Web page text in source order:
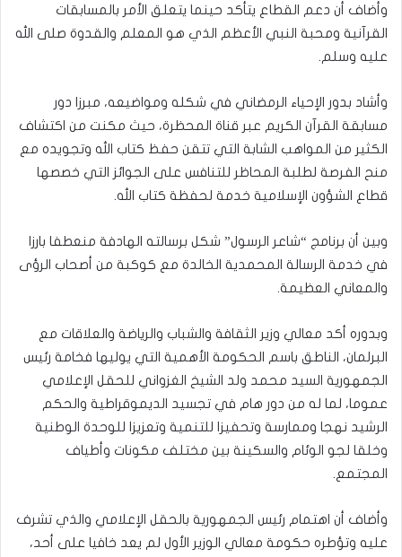
وأضاف أن دعم القطاع يتأكد حينما يتعلق الأمر بالمسابقات
القرآنية ومحبة النبي الأعظم الذي هو المعلم والقدوة صلى الله
عليه وسلم.
وأشاد بدور الإحياء الرمضاني في شكله ومواضيعه، مبرزا دور
مسابقة القرآن الكريم عبر قناة المحظرة، حيث مكنت من اكتشاف
الكثير من المواهب الشابة التي تتقن حفظ كتاب الله وتجويده مع
منح الفرصة لطلبة المحاظر للتنافس على الجوائز التي خصصها
قطاع الشؤون الإسلامية خدمة لحفظة كتاب الله.
وبين أن برنامج “شاعر الرسول” شكل برسالته الهادفة منعطفا بارزا
في خدمة الرسالة المحمدية الخالدة مع كوكبة من أصحاب الرؤى
والمعاني العظيمة.
وبدوره أكد معالي وزير الثقافة والشباب والرياضة والعلاقات مع
البرلمان، الناطق باسم الحكومة الأهمية التي يوليها فخامة رئيس
الجمهورية السيد محمد ولد الشيخ الغزواني للحقل الإعلامي
عموما، لما له من دور هام في تجسيد الديموقراطية والحكم
الرشيد نهجا وممارسة وتحفيزا للتنمية وتعزيزا للوحدة الوطنية
وخلقا لجو الوئام والسكينة بين مختلف مكونات وأطياف
المجتمع.
وأضاف أن اهتمام رئيس الجمهورية بالحقل الإعلامي والذي تشرف
عليه وتؤطره حكومة معالي الوزير الأول لم يعد خافيا على أحد،